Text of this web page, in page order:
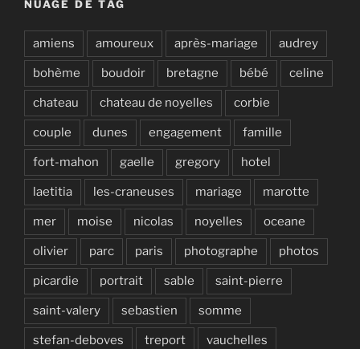
NUAGE DE TAG
amiens amoureux après-mariage audrey
bohème boudoir bretagne bébé celine
chateau chateau de noyelles corbie
couple dunes engagement famille
fort-mahon gaelle gregory hotel
laetitia les-craneuses mariage marotte
mer moise nicolas noyelles oceane
olivier parc paris photographe photos
picardie portrait sable saint-pierre
saint-valery sebastien somme
stefan-deboves treport vauchelles